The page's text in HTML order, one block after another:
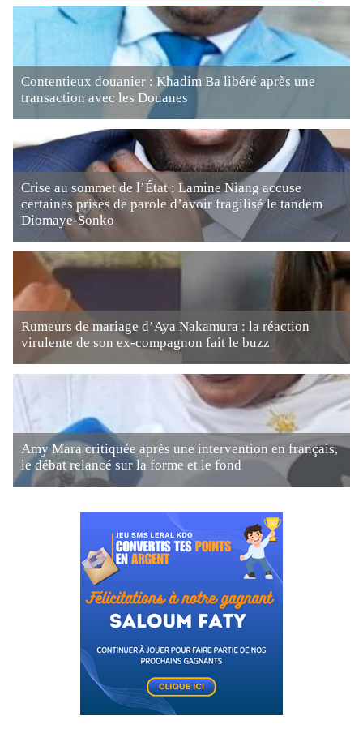
Contentieux douanier : Khadim Ba libéré après une
transaction avec les Douanes
Crise au sommet de l’État : Lamine Niang accuse
certaines prises de parole d’avoir fragilisé le tandem
Diomaye-Sonko
Rumeurs de mariage d’Aya Nakamura : la réaction
virulente de son ex-compagnon fait le buzz
Amy Mara critiquée après une intervention en français,
le débat relancé sur la forme et le fond